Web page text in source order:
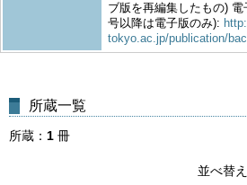
ブ版を再編集したもの)
号以降は電子版のみ):
tokyo.ac.jp/publication/
所蔵一覧
所蔵 1 冊
並べ替